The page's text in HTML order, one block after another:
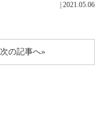
2021.05.06
次の記事へ»